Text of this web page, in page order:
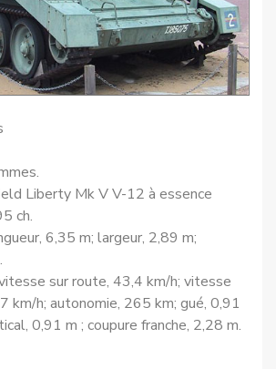
Liberty Mk V V-12 à essence
ch.
6,35 m; largeur, 2,89 m;
sur route, 43,4 km/h; vitesse
km/h; autonomie, 265 km; gué, 0,91
0,91 m ; coupure franche, 2,28 m.